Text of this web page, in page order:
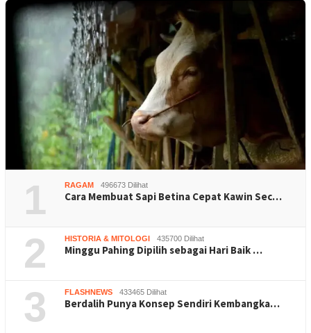
1 RAGAM 496673 Dilihat
Cara Membuat Sapi Betina Cepat Kawin Sec…
2 HISTORIA & MITOLOGI 435700 Dilihat
Minggu Pahing Dipilih sebagai Hari Baik …
3 FLASHNEWS 433465 Dilihat
Berdalih Punya Konsep Sendiri Kembangka…